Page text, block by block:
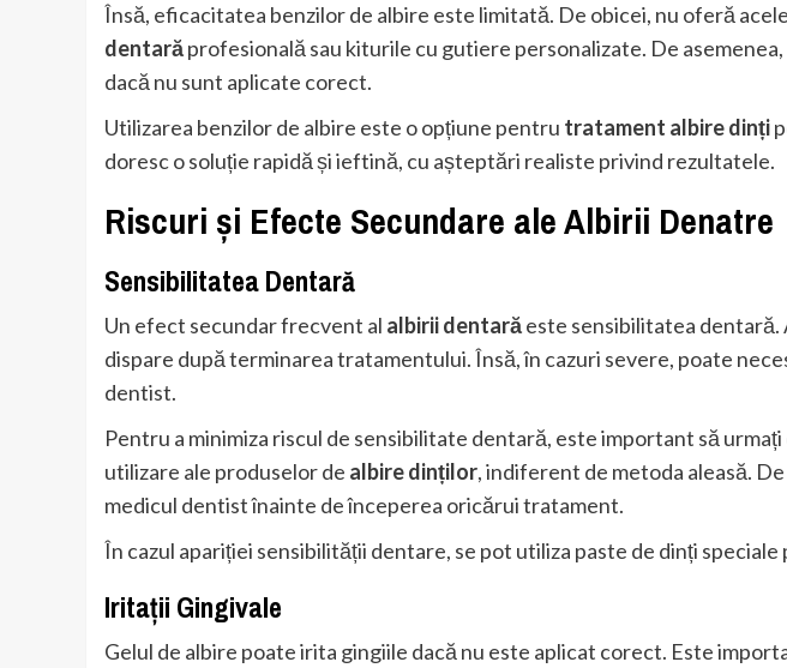
Însă, eficacitatea benzilor de albire este limitată. De obicei, nu oferă
dentarăprofesională sau kiturile cu gutiere personalizate. De
dacă nu sunt aplicate corect.
Utilizarea benzilor de albire este o opțiune pentru tratament albire dinți
doresc o soluție rapidă și ieftină, cu așteptări realiste privind rezultatele.
Riscuri și Efecte Secundare ale Albirii Denatre
Sensibilitatea Dentară
Un efect secundar frecvent al albirii dentarăeste sensibilitatea
dispare după terminarea tratamentului. Însă, în cazuri severe, poate
dentist.
Pentru a minimiza riscul de sensibilitate dentară, este important să
utilizare ale produselor de albire dinților, indiferent de metoda aleasă.
medicul dentist înainte de începerea oricărui tratament.
În cazul apariției sensibilității dentare, se pot utiliza paste de dinți
Iritații Gingivale
Gelul de albire poate irita gingiile dacă nu este aplicat corect. Este